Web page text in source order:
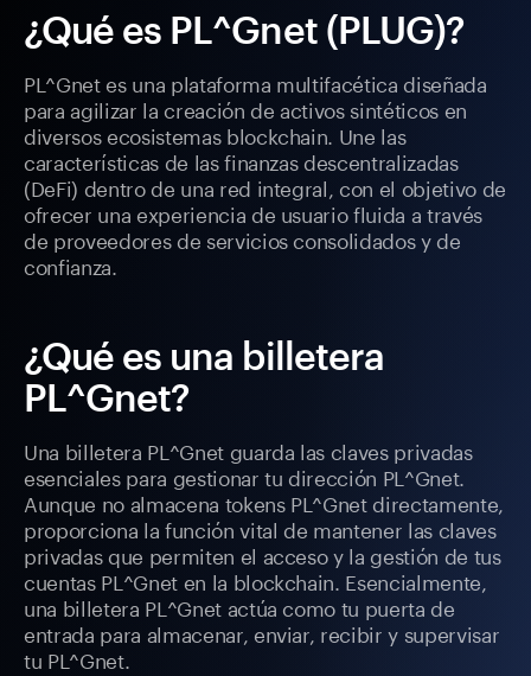
¿Qué es PL^Gnet (PLUG)?
PL^Gnet es una plataforma multifacética diseñada
para agilizar la creación de activos sintéticos en
diversos ecosistemas blockchain. Une las
características de las finanzas descentralizadas
(DeFi) dentro de una red integral, con el objetivo de
ofrecer una experiencia de usuario fluida a través
de proveedores de servicios consolidados y de
confianza.
¿Qué es una billetera
PL^Gnet?
Una billetera PL^Gnet guarda las claves privadas
esenciales para gestionar tu dirección PL^Gnet.
Aunque no almacena tokens PL^Gnet directamente,
proporciona la función vital de mantener las claves
privadas que permiten el acceso y la gestión de tus
cuentas PL^Gnet en la blockchain. Esencialmente,
una billetera PL^Gnet actúa como tu puerta de
entrada para almacenar, enviar, recibir y supervisar
tu PL^Gnet.